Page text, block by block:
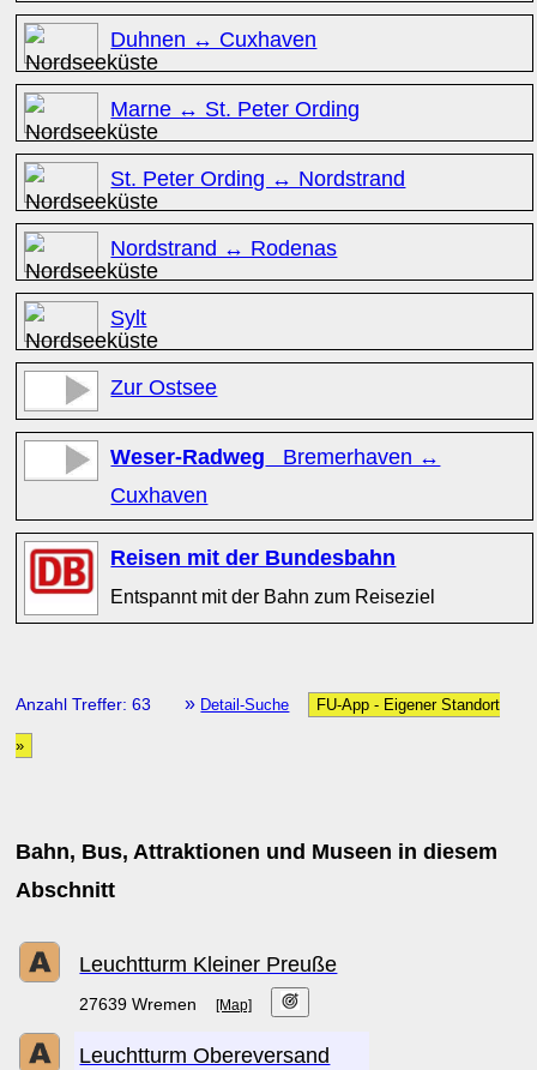
Duhnen ↔ Cuxhaven
Marne ↔ St. Peter Ording
St. Peter Ording ↔ Nordstrand
Nordstrand ↔ Rodenas
Sylt
Zur Ostsee
Weser-Radweg Bremerhaven ↔
Cuxhaven
Reisen mit der Bundesbahn
Entspannt mit der Bahn zum Reiseziel
Anzahl Treffer: 63 » Detail-Suche FU-App - Eigener Standort
»
Bahn, Bus, Attraktionen und Museen in diesem
Abschnitt
Leuchtturm Kleiner Preuße
27639 Wremen[Map]
Leuchtturm Obereversand